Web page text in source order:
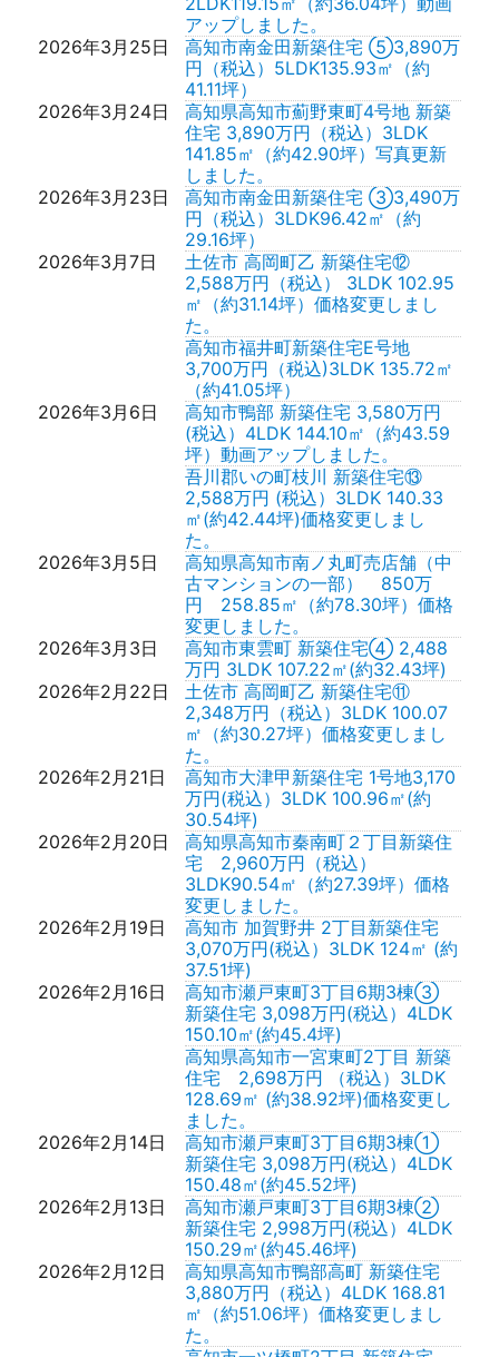
アップしました。
2026年3月25日
高知市南金田新築住宅 ⑤3,890万
円（税込）5LDK135.93㎡（約
41.11坪）
2026年3月24日
高知県高知市薊野東町4号地 新築
住宅 3,890万円（税込）3LDK
141.85㎡（約42.90坪）写真更新
しました。
2026年3月23日
高知市南金田新築住宅 ③3,490万
円（税込）3LDK96.42㎡（約
29.16坪）
2026年3月7日
土佐市 高岡町乙 新築住宅⑫
2,588万円（税込） 3LDK 102.95
㎡（約31.14坪）価格変更しまし
た。
高知市福井町新築住宅E号地
3,700万円（税込)3LDK 135.72㎡
（約41.05坪）
2026年3月6日
高知市鴨部 新築住宅 3,580万円
(税込）4LDK 144.10㎡（約43.59
坪）動画アップしました。
吾川郡いの町枝川 新築住宅⑬
2,588万円 (税込）3LDK 140.33
㎡(約42.44坪)価格変更しまし
た。
2026年3月5日
高知県高知市南ノ丸町売店舗（中
古マンションの一部） 850万
円 258.85㎡（約78.30坪）価格
変更しました。
2026年3月3日
高知市東雲町 新築住宅④ 2,488
万円 3LDK 107.22㎡(約32.43坪)
2026年2月22日
土佐市 高岡町乙 新築住宅⑪
2,348万円（税込）3LDK 100.07
㎡（約30.27坪）価格変更しまし
た。
2026年2月21日
高知市大津甲新築住宅 1号地3,170
万円(税込）3LDK 100.96㎡(約
30.54坪)
2026年2月20日
高知県高知市秦南町２丁目新築住
宅 2,960万円（税込）
3LDK90.54㎡（約27.39坪）価格
変更しました。
2026年2月19日
高知市 加賀野井 2丁目新築住宅
3,070万円(税込）3LDK 124㎡ (約
37.51坪)
2026年2月16日
高知市瀬戸東町3丁目6期3棟③
新築住宅 3,098万円(税込）4LDK
150.10㎡(約45.4坪)
高知県高知市一宮東町2丁目 新築
住宅 2,698万円 （税込）3LDK
128.69㎡ (約38.92坪)価格変更し
ました。
2026年2月14日
高知市瀬戸東町3丁目6期3棟①
新築住宅 3,098万円(税込）4LDK
150.48㎡(約45.52坪)
2026年2月13日
高知市瀬戸東町3丁目6期3棟②
新築住宅 2,998万円(税込）4LDK
150.29㎡(約45.46坪)
2026年2月12日
高知県高知市鴨部高町 新築住宅
3,880万円（税込）4LDK 168.81
㎡（約51.06坪）価格変更しまし
た。